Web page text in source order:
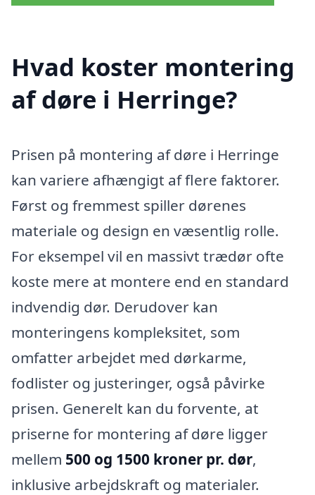
Hvad koster montering
af døre i Herringe?
Prisen på montering af døre i Herringe
kan variere afhængigt af flere faktorer.
Først og fremmest spiller dørenes
materiale og design en væsentlig rolle.
For eksempel vil en massivt trædør ofte
koste mere at montere end en standard
indvendig dør. Derudover kan
monteringens kompleksitet, som
omfatter arbejdet med dørkarme,
fodlister og justeringer, også påvirke
prisen. Generelt kan du forvente, at
priserne for montering af døre ligger
mellem 500 og 1500 kroner pr. dør,
inklusive arbejdskraft og materialer.